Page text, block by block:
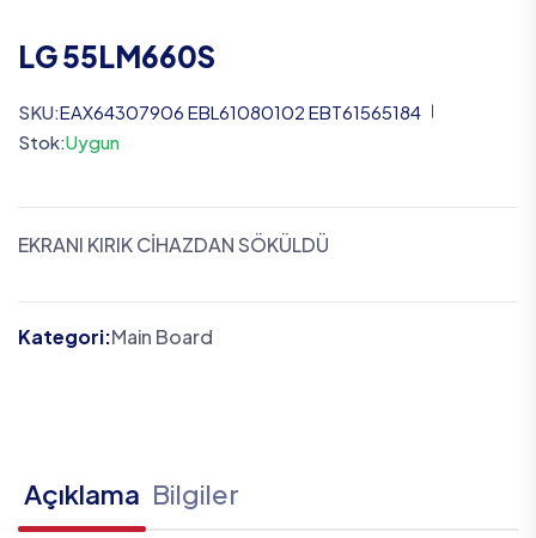
LG 55LM660S
SKU:EAX64307906 EBL61080102 EBT61565184
Stok:Uygun
EKRANI KIRIK CİHAZDAN SÖKÜLDÜ
Kategori:Main Board
Açıklama Bilgiler